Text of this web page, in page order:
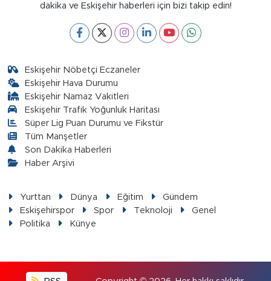
dakika ve Eskişehir haberleri için bizi takip edin!
Eskişehir Nöbetçi Eczaneler
Eskişehir Hava Durumu
Eskişehir Namaz Vakitleri
Eskişehir Trafik Yoğunluk Haritası
Süper Lig Puan Durumu ve Fikstür
Tüm Manşetler
Son Dakika Haberleri
Haber Arşivi
Yurttan Dünya Eğitim
Gündem
Eskişehirspor
Spor Teknoloji
Genel
Politika
Künye